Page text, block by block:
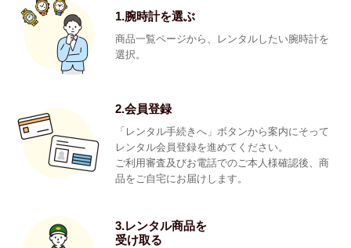
1.腕時計を選ぶ
商品一覧ページから、レンタルしたい腕時計を
選択。
2.会員登録
「レンタル手続きへ」ボタンから案内にそって
レンタル会員登録を進めてください。
ご利用審査及びお電話でのご本人様確認後、商
品をご自宅にお届けします。
3.レンタル商品を
受け取る